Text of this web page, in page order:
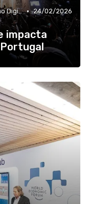
Gestores de TI, Inovação e Transformação Digital • 24/02/2026
impacta